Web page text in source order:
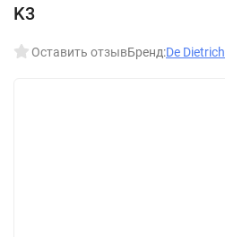
K3
Оставить отзывБренд:De Dietrich